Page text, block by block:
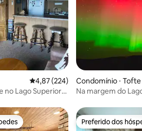
4,87 de uma avaliação média de
4,87 (224)
no Lago Superior
Condomínio ⋅ Tofte
Na margem do
dos hóspedes Preferido dos
Preferido dos